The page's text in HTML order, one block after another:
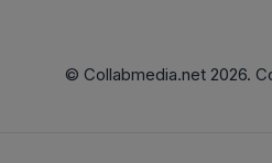
© Collabmedia.net 2026.